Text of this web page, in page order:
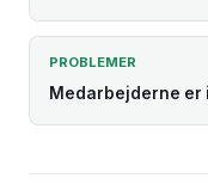
PROBLEMER
Medarbejderne er